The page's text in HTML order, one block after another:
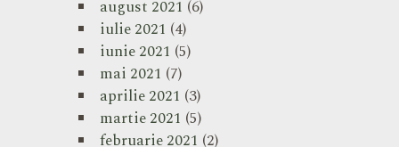
august 2021 (6)
iulie 2021 (4)
iunie 2021 (5)
mai 2021 (7)
aprilie 2021 (3)
martie 2021 (5)
februarie 2021 (2)